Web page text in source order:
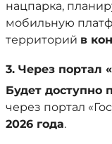
нацпарка,
мобильную
территорий в
3. Через портал
Будет доступно
через портал
2026 года.